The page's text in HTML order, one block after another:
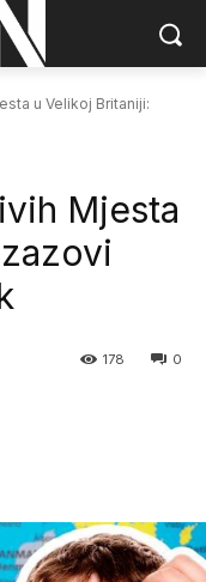
u Velikoj Britaniji:
Mjesta
0
178